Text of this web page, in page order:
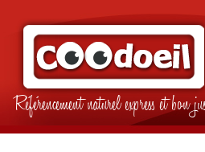
Référencement naturel express et